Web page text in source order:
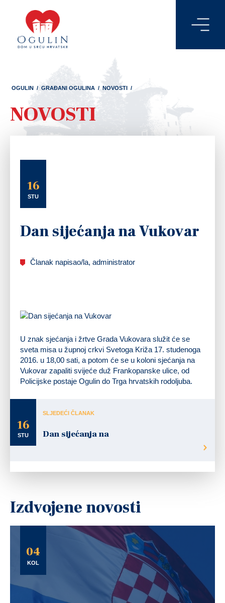
OGULIN / GRAĐANI OGULINA / NOVOSTI /
NOVOSTI
16
STU
Dan sijećanja na Vukovar
Članak napisao/la, administrator
U znak sjećanja i žrtve Grada Vukovara služit će se
sveta misa u župnoj crkvi Svetoga Križa 17. studenoga
2016. u 18,00 sati, a potom će se u koloni sjećanja na
Vukovar zapaliti svijeće duž Frankopanske ulice, od
Policijske postaje Ogulin do Trga hrvatskih rodoljuba.
16
STU
SLJEDEĆI ČLANAK
Dan sijećanja na
Izdvojene novosti
04
KOL